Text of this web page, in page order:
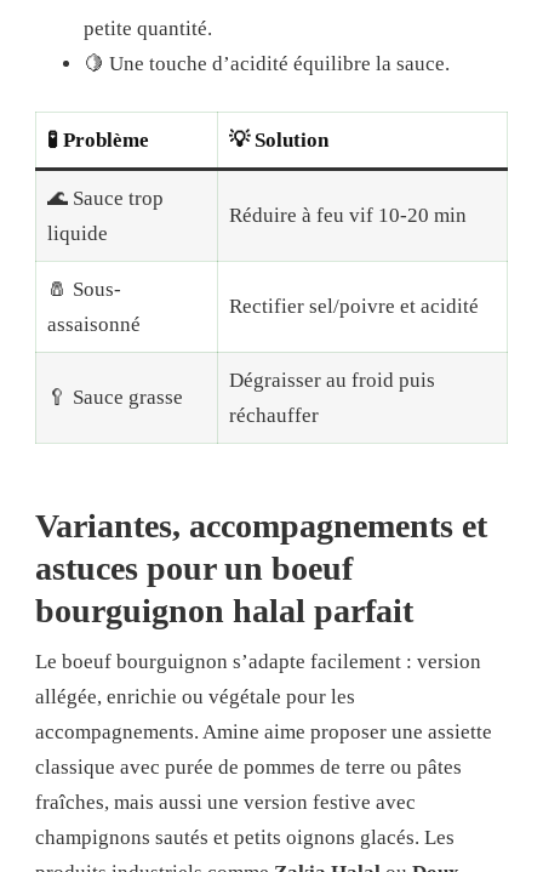
petite quantité.
🍋 Une touche d’acidité équilibre la sauce.
🧪 Problème 💡 Solution
🌊 Sauce trop
liquide
Réduire à feu vif 10-20 min
🧂 Sous-
assaisonné
Rectifier sel/poivre et acidité
🥄 Sauce grasse
Dégraisser au froid puis
réchauffer
Variantes, accompagnements et
astuces pour un boeuf
bourguignon halal parfait
Le boeuf bourguignon s’adapte facilement : version
allégée, enrichie ou végétale pour les
accompagnements. Amine aime proposer une assiette
classique avec purée de pommes de terre ou pâtes
fraîches, mais aussi une version festive avec
champignons sautés et petits oignons glacés. Les